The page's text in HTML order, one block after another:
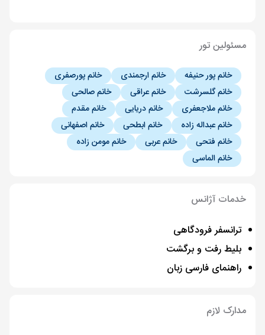
مسئولین تور
خانم پور حنیفه خانم ارجمندی
خانم پورصفری
خانم گلسرشت
خانم عراقی
خانم صالحی
خانم ملاجعفری
خانم دریایی
خانم مقدم
خانم عبداله زاده
خانم ابطحی
خانم اصفهانی
خانم فتحی
خانم عربی
خانم مومن زاده
خانم الماسی
خدمات آژانس
ترانسفر فرودگاهی
بلیط رفت و برگشت
راهنمای فارسی زبان
مدارک لازم